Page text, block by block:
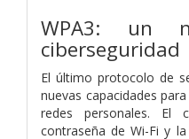
WPA3: un
ciberseguridad
El último protocolo de
nuevas capacidades
redes personales. El
contraseña de Wi-Fi y